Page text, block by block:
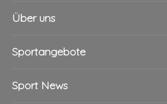
Über uns
Sportangebote
Sport News